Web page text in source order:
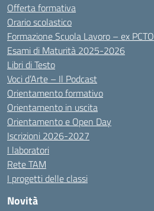
Offerta formativa
Orario scolastico
Formazione Scuola Lavoro – ex PCTO
Esami di Maturità 2025-2026
Libri di Testo
Voci d’Arte – Il Podcast
Orientamento formativo
Orientamento in uscita
Orientamento e Open Day
Iscrizioni 2026-2027
I laboratori
Rete TAM
I progetti delle classi
Novità